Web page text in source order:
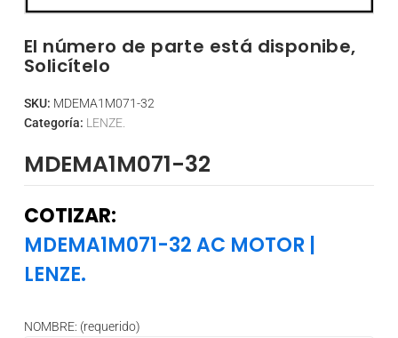
El número de parte está disponibe,
Solicítelo
SKU: MDEMA1M071-32
Categoría: LENZE.
MDEMA1M071-32
COTIZAR:
MDEMA1M071-32 AC MOTOR |
LENZE.
NOMBRE: (requerido)